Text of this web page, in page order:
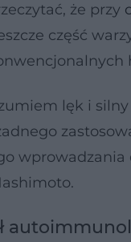
że przy
część
lęk i
wprowadzania